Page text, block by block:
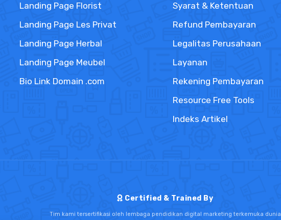
Landing Page Florist
Landing Page Les Privat
Landing Page Herbal
Landing Page Meubel
Bio Link Domain .com
Syarat & Ketentuan
Refund Pembayaran
Legalitas Perusahaan
Layanan
Rekening Pembayaran
Resource Free Tools
Indeks Artikel
Certified & Trained By
Tim kami tersertifikasi oleh lembaga pendidikan digital marketing terkemuka dunia